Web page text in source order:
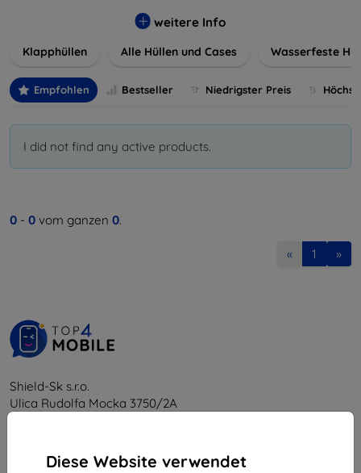
Diese Website verwendet
Farben, um Ihren persönlichen Stil perfekt zu
weitere Info
Klapphüllen Alle Hüllen und Cases Wasserfeste
Empfohlen Bestseller Niedrigster Preis
I did not find any active products.
0 - 0 vom ganzen 0.
« 1 »
Shield-Sk s.r.o.
Ulica Rudolfa Mocka 3750/2A
USt-IdNr.:SK2023549671